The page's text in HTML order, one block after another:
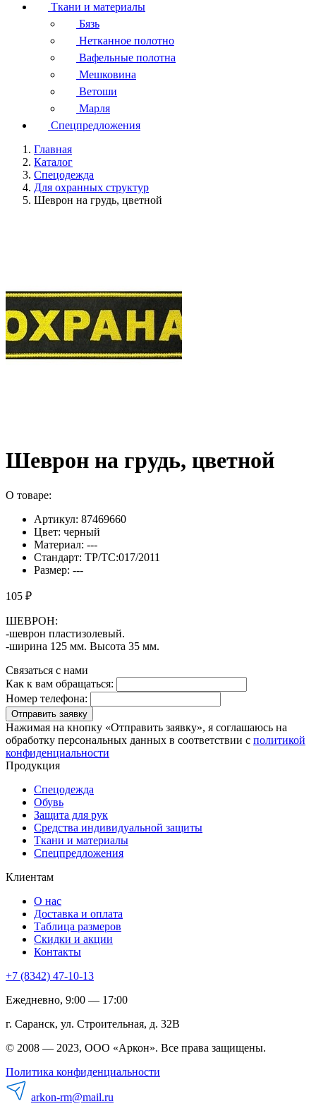
Ткани и материалы
Бязь
Нетканное полотно
Вафельные полотна
Мешковина
Ветоши
Марля
Спецпредложения
Главная
Каталог
Спецодежда
Для охранных структур
Шеврон на грудь, цветной
Шеврон на грудь, цветной
О товаре:
Артикул: 87469660
Цвет: черный
Материал: ---
Стандарт: ТР/ТС:017/2011
Размер: ---
105 ₽
ШЕВРОН:
-шеврон пластизолевый.
-ширина 125 мм. Высота 35 мм.
Связаться с нами
Как к вам обращаться:
Номер телефона:
Отправить заявку
Нажимая на кнопку «Отправить заявку», я соглашаюсь на
обработку персональных данных в соответствии с политикой
конфиденциальности
Продукция
Спецодежда
Обувь
Защита для рук
Средства индивидуальной защиты
Ткани и материалы
Спецпредложения
Клиентам
О нас
Доставка и оплата
Таблица размеров
Скидки и акции
Контакты
+7 (8342) 47-10-13
Ежедневно, 9:00 — 17:00
г. Саранск, ул. Строительная, д. 32В
© 2008 — 2023, ООО «Аркон». Все права защищены.
Политика конфиденциальности
arkon-rm@mail.ru